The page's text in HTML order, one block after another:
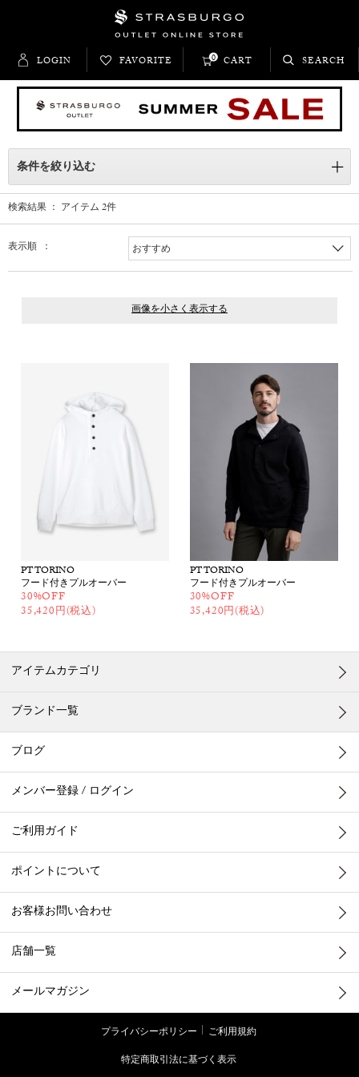
LOGIN FAVORITE CART
0 SEARCH
条件を絞り込む
検索結果 ： アイテム 2件
表示順 ：
PT TORINO
フード付きプルオーバー
30%OFF
35,420円(税込)
PT TORINO
フード付きプルオーバー
30%OFF
35,420円(税込)
アイテムカテゴリ
ブランド一覧
ブログ
メンバー登録 / ログイン
ご利用ガイド
ポイントについて
お客様お問い合わせ
店舗一覧
メールマガジン
プライバシーポリシー
ご利用規約
特定商取引法に基づく表示